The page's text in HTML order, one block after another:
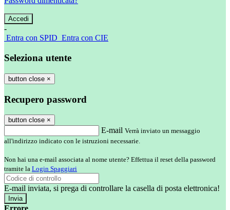
-
Entra con SPID Entra con CIE
Seleziona utente
button close ×
Recupero password
button close ×
E-mail Verrà inviato un messaggio
all'indirizzo indicato con le istruzioni necessarie.
Non hai una e-mail associata al nome utente? Effettua il reset della password
tramite la Login Spaggiari
E-mail inviata, si prega di controllare la casella di posta elettronica!